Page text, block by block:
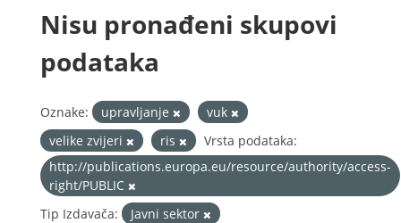
Nisu pronađeni skupovi
podataka
Oznake: upravljanje
vuk
velike zvijeri
ris
Vrsta podataka:
http://publications.europa.eu/resource/authority/access-
right/PUBLIC
Tip Izdavača:
Javni sektor